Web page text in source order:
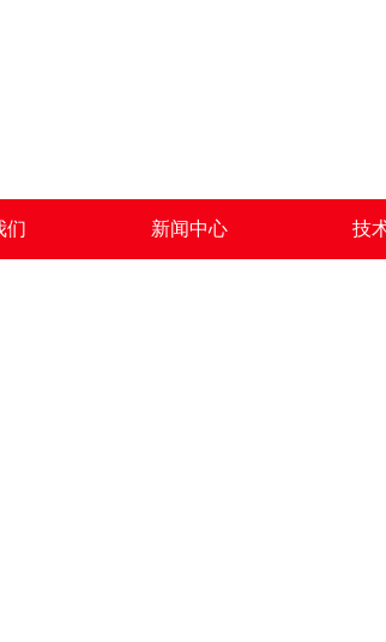
们 新闻中心 技